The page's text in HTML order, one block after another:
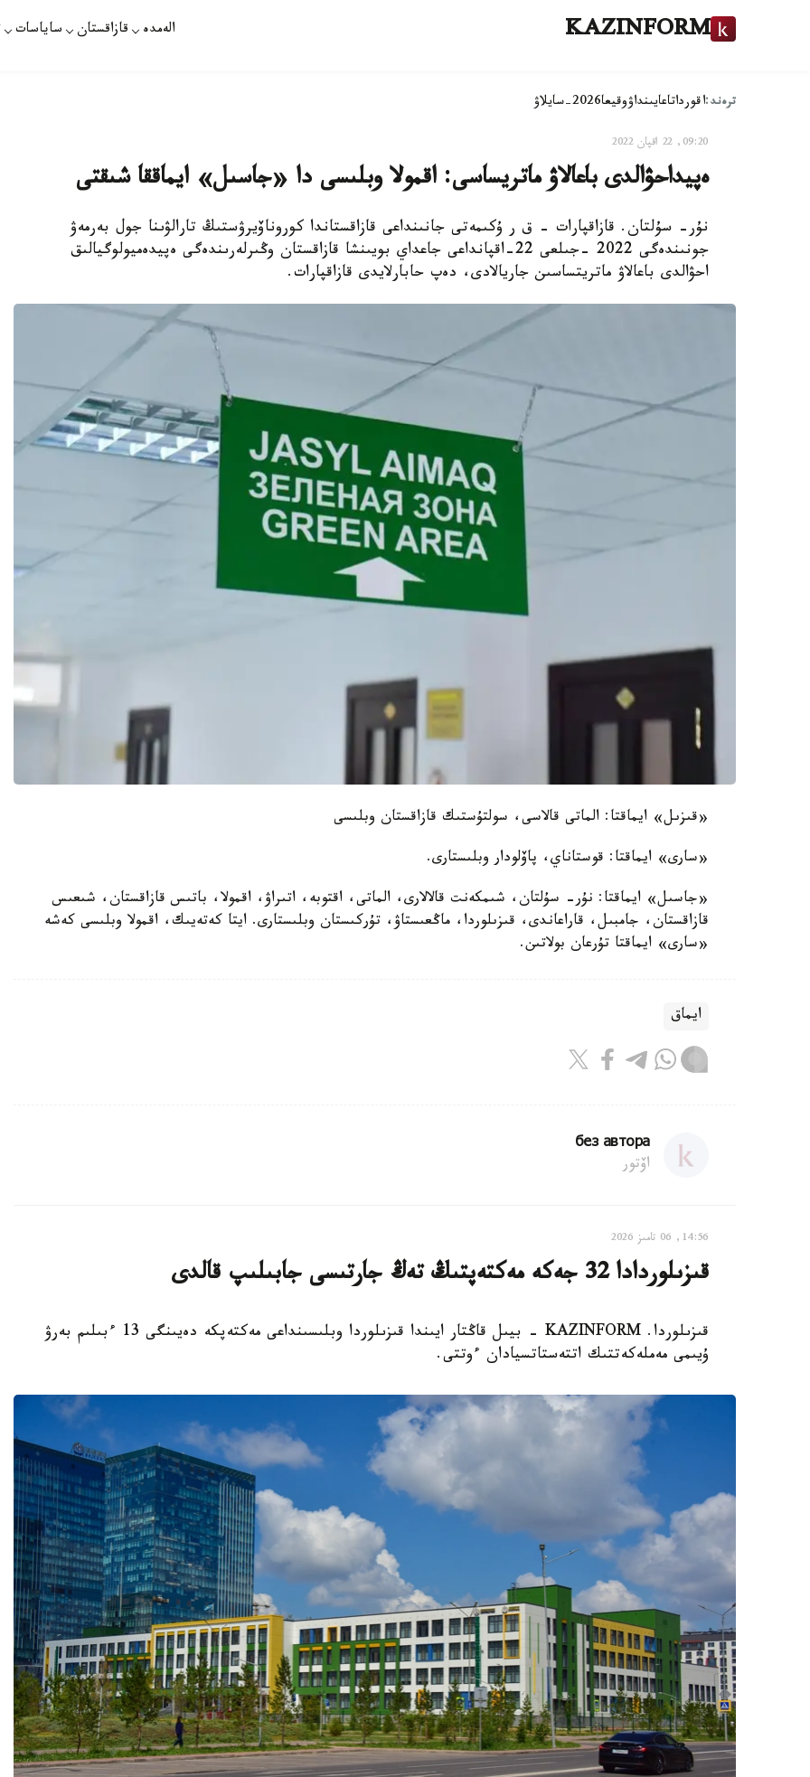
KAZINFORM الەمدە قازاقستان ساياسات
ترەند:اقورداتاعايىنداۋوقيعا2026-سايلاۋ
09:20, 22 اقپان 2022
ەپيداحۋالدى باعالاۋ ماتريساسى: اقمولا وبلىسى دا «جاسىل» ايماققا شىقتى
نۇر- سۇلتان. قازاقپارات – ق ر ۇكىمەتى جانىنداعى قازاقستاندا كوروناۆيرۋستىڭ تارالۋىنا جول بەرمەۋ
جونىندەگى 2022 -جىلعى 22-اقپانداعى جاعداي بويىنشا قازاقستان وڭىرلەرىندەگى ەپيدەميولوگيالىق
احۋالدى باعالاۋ ماتريتساسىن جاريالادى، دەپ حابارلايدى قازاقپارات.
«قىزىل» ايماقتا: الماتى قالاسى، سولتۇستىك قازاقستان وبلىسى
«سارى» ايماقتا: قوستاناي، پاۆلودار وبلىستارى.
«جاسىل» ايماقتا: نۇر- سۇلتان، شىمكەنت قالالارى، الماتى، اقتوبە، اتىراۋ، اقمولا، باتىس قازاقستان، شىعىس
قازاقستان، جامبىل، قاراعاندى، قىزىلوردا، ماڭعىستاۋ، تۇركىستان وبلىستارى. ايتا كەتەيىك، اقمولا وبلىسى كەشە
«سارى» ايماقتا تۇرعان بولاتىن.
ايماق
без автора
اۆتور
14:56, 06 تامىز 2026
قىزىلوردادا 32 جەكە مەكتەپتىڭ تەڭ جارتىسى جابىلىپ قالدى
قىزىلوردا. KAZINFORM - بيىل قاڭتار ايىندا قىزىلوردا وبلىسىنداعى مەكتەپكە دەيىنگى 13 ءبىلىم بەرۋ
ۇيىمى مەملەكەتتىك اتتەستاتسيادان ءوتتى.